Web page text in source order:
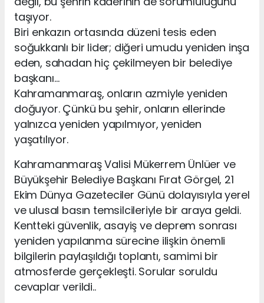
taşıyor.
Biri enkazın ortasında düzeni tesis eden
soğukkanlı bir lider; diğeri umudu yeniden inşa
eden, sahadan hiç çekilmeyen bir belediye
başkanı…
Kahramanmaraş, onların azmiyle yeniden
doğuyor. Çünkü bu şehir, onların ellerinde
yalnızca yeniden yapılmıyor, yeniden
yaşatılıyor.
Kahramanmaraş Valisi Mükerrem Ünlüer ve
Büyükşehir Belediye Başkanı Fırat Görgel, 21
Ekim Dünya Gazeteciler Günü dolayısıyla yerel
ve ulusal basın temsilcileriyle bir araya geldi.
Kentteki güvenlik, asayiş ve deprem sonrası
yeniden yapılanma sürecine ilişkin önemli
bilgilerin paylaşıldığı toplantı, samimi bir
atmosferde gerçekleşti. Sorular soruldu
cevaplar verildi..